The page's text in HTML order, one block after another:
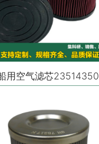
用空气滤芯23514350